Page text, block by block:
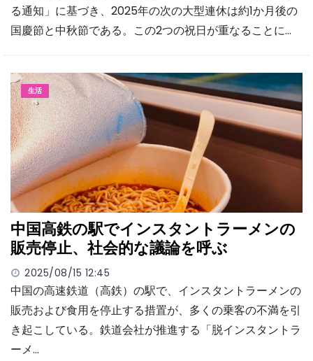
る通知」に基づき、2025年の次の大型連休は約1か月後の
国慶節と中秋節である。この2つの祝日が重なることに…
生活
中国高鉄の駅でインスタントラーメンの
販売停止、社会的な議論を呼ぶ
2025/08/15 12:45
中国の高速鉄道（高鉄）の駅で、インスタントラーメンの
販売および食用を停止する措置が、多くの乗客の不満を引
き起こしている。鉄道会社が推進する「脱インスタントラ
ーメ…